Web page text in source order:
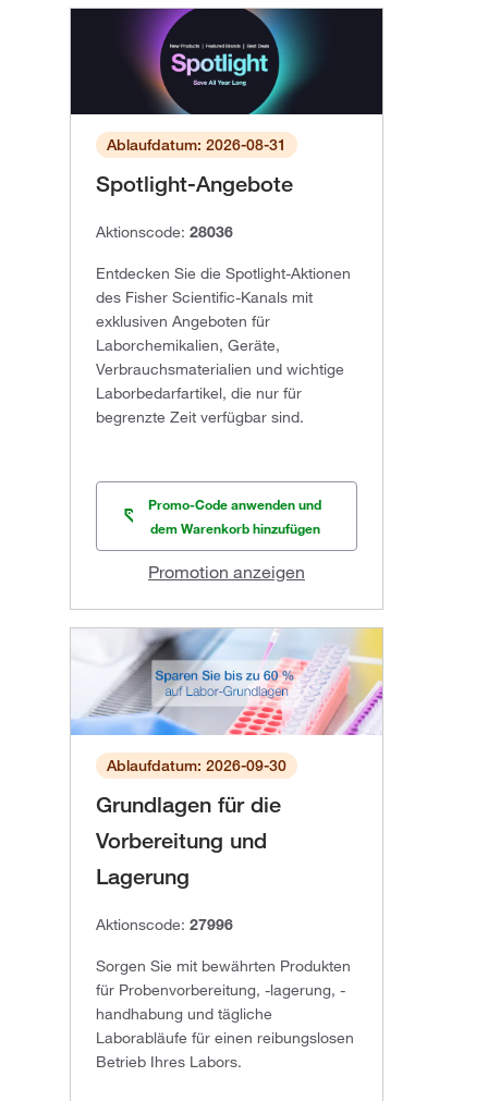
Ablaufdatum: 2026-08-31
Spotlight-Angebote
Aktionscode: 28036
Entdecken Sie die Spotlight-Aktionen
des Fisher Scientific-Kanals mit
exklusiven Angeboten für
Laborchemikalien, Geräte,
Verbrauchsmaterialien und wichtige
Laborbedarfartikel, die nur für
begrenzte Zeit verfügbar sind.
Promo-Code anwenden und
dem Warenkorb hinzufügen
Promotion anzeigen
Ablaufdatum: 2026-09-30
Grundlagen für die
Vorbereitung und
Lagerung
Aktionscode: 27996
Sorgen Sie mit bewährten Produkten
für Probenvorbereitung, -lagerung, -
handhabung und tägliche
Laborabläufe für einen reibungslosen
Betrieb Ihres Labors.